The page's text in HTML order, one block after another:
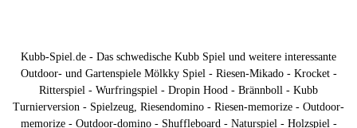
Kubb-Spiel.de - Das schwedische Kubb Spiel und weitere interessante
Outdoor- und Gartenspiele Mölkky Spiel - Riesen-Mikado - Krocket -
Ritterspiel - Wurfringspiel - Dropin Hood - Brännboll - Kubb
Turnierversion - Spielzeug, Riesendomino - Riesen-memorize - Outdoor-
memorize - Outdoor-domino - Shuffleboard - Naturspiel - Holzspiel -